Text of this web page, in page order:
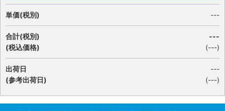
単価(税別) ---
合計(税別)
(税込価格)
---
(---)
出荷日
(参考出荷日)
---
(---)